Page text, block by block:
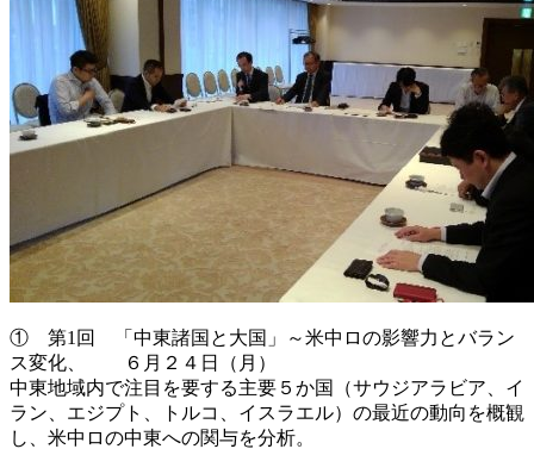
① 第1回 「中東諸国と大国」～米中ロの影響力とバラン
ス変化、 ６月２４日（月）
中東地域内で注目を要する主要５か国（サウジアラビア、イ
ラン、エジプト、トルコ、イスラエル）の最近の動向を概観
し、米中ロの中東への関与を分析。